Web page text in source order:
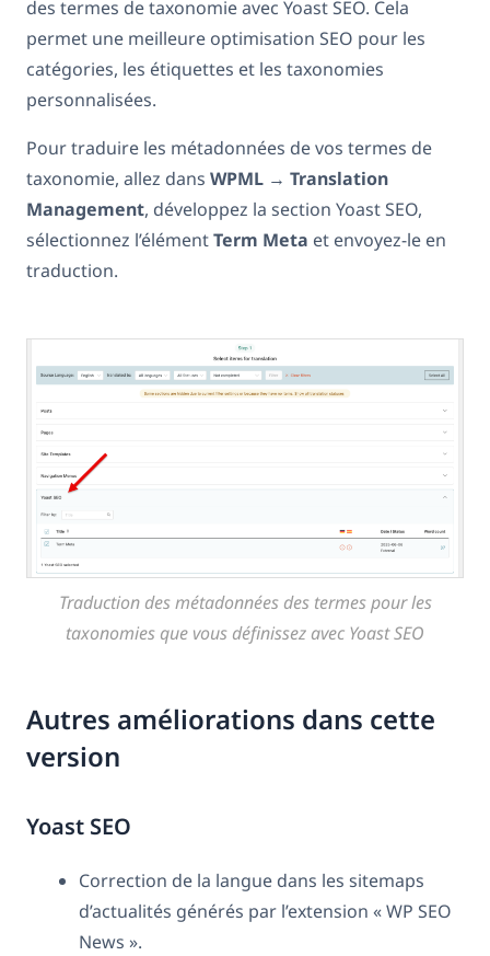
des termes de taxonomie avec Yoast SEO. Cela
permet une meilleure optimisation SEO pour les
catégories, les étiquettes et les taxonomies
personnalisées.
Pour traduire les métadonnées de vos termes de
taxonomie, allez dans WPML → Translation
Management, développez la section Yoast SEO,
sélectionnez l’élémentTerm Meta et envoyez-le en
traduction.
Traduction des métadonnées des termes pour les
taxonomies que vous définissez avec Yoast SEO
Autres améliorations dans cette
version
Yoast SEO
Correction de la langue dans les sitemaps
d’actualités générés par l’extension « WP SEO
News ».